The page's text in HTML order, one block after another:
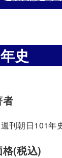
史
者
週刊朝日101
格(税込)